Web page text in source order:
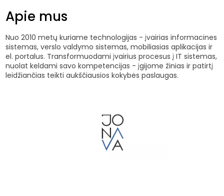
Apie mus
Nuo 2010 metų kuriame technologijas - įvairias informacines
sistemas, verslo valdymo sistemas, mobiliasias aplikacijas ir
el. portalus. Transformuodami įvairius procesus į IT sistemas,
nuolat keldami savo kompetencijas - įgijome žinias ir patirtį
leidžiančias teikti aukščiausios kokybės paslaugas.